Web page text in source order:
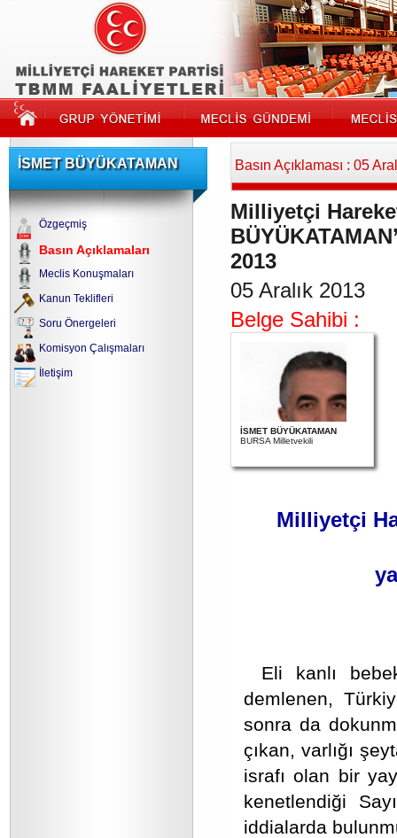
İSMET BÜYÜKATAMAN
Özgeçmiş
Basın Açıklamaları
Meclis Konuşmaları
Kanun Teklifleri
Soru Önergeleri
Komisyon Çalışmaları
İletişim
Basın Açıklaması : 05
Milliyetçi
2013
05 Aralık 2013
Belge Sahibi :
İSMET BÜYÜKATAMAN
BURSA Milletvekili
Milliyetçi
Eli kanlı
demlenen,
sonra da
çıkan, varlığı
israfı olan bir
kenetlendiği
iddialarda